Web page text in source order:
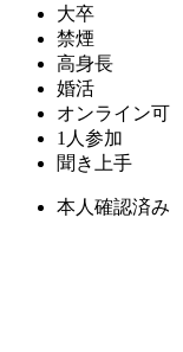
大卒
禁煙
高身長
婚活
オンライン可
1人参加
聞き上手
本人確認済み